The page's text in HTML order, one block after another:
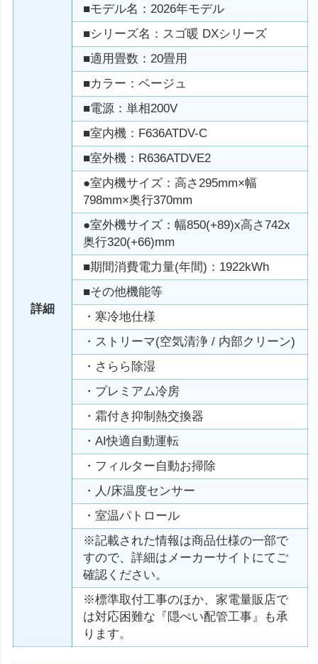
詳細
■モデル名：2026年モデル
■シリーズ名：スゴ暖 DXシリーズ
■適用畳数：20畳用
■カラー：ベージュ
■電源：単相200V
■室内機：F636ATDV-C
■室外機：R636ATDVE2
●室内機サイズ：高さ295mm×幅
798mm×奥行370mm
●室外機サイズ：幅850(+89)x高さ742x
奥行320(+66)mm
■期間消費電力量(年間)：1922kWh
■その他機能等
・寒冷地仕様
・ストリーマ(空気清浄 / 内部クリーン)
・さらら除湿
・プレミアム冷房
・霜付き抑制熱交換器
・AI快適自動運転
・フィルター自動お掃除
・人/床温度センサー
・室温パトロール
※記載された情報は商品仕様の一部で
すので、詳細はメーカーサイトにてご
確認ください。
※標準取付工事のほか、家電量販店で
は対応困難な『隠ぺい配管工事』も承
ります。